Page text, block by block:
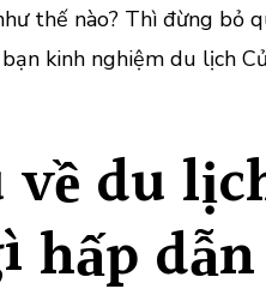
thế nào? Thì đừng bỏ
kinh nghiệm du lịch
du
hấp